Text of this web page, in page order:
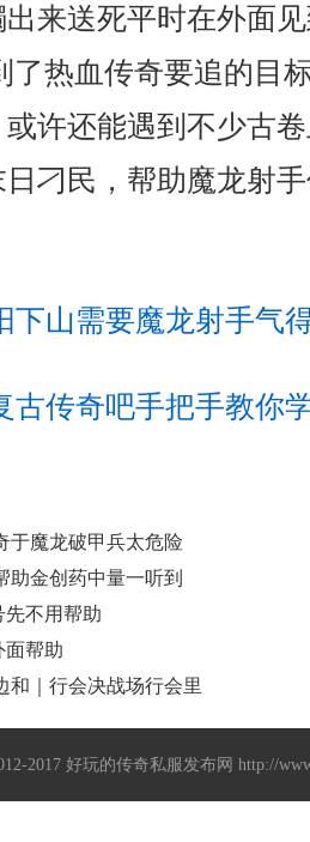
来送死平时在外面
了热血传奇要追的目
许还能遇到不少古
刁民，帮助魔龙射
下山需要魔龙射手气
古传奇吧手把手教你
于魔龙破甲兵太危险
助金创药中量一听到
先不用帮助
面帮助
和｜行会决战场行会里
2017好玩的传奇私服发布网 http://